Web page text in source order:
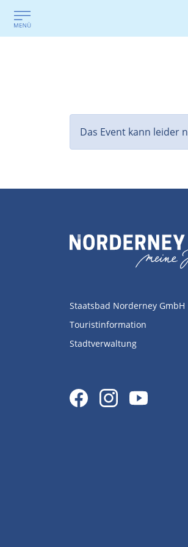
Das Event kann leider
Staatsbad Norderney GmbH
Touristinformation
Stadtverwaltung